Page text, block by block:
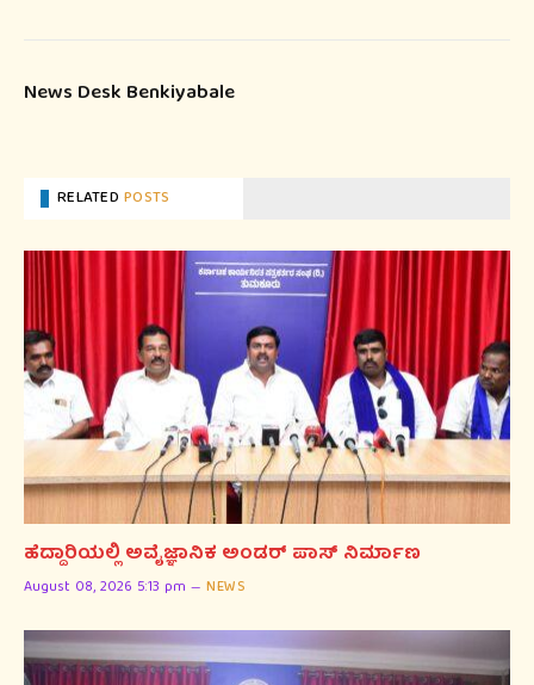
News Desk Benkiyabale
RELATEDPOSTS
ಹೆದ್ದಾರಿಯಲ್ಲಿ ಅವೈಜ್ಞಾನಿಕ ಅಂಡರ್ ಪಾಸ್ ನಿರ್ಮಾಣ
August 08, 2026 5:13 pm NEWS